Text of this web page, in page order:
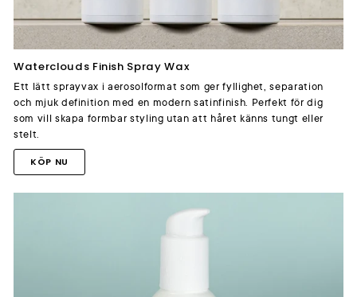
Waterclouds Finish Spray Wax
Ett lätt sprayvax i aerosolformat som ger fyllighet, separation
och mjuk definition med en modern satinfinish. Perfekt för dig
som vill skapa formbar styling utan att håret känns tungt eller
stelt.
KÖP NU